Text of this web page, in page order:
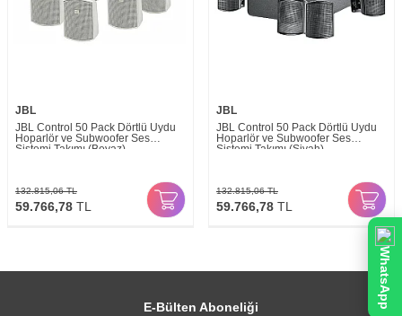
JBL
JBL Control 50 Pack Dörtlü Uydu
Hoparlör ve Subwoofer Ses
Sistemi Takımı (Beyaz)
132.815,06TL
59.766,78 TL
JBL
JBL Control 50 Pack Dörtlü Uydu
Hoparlör ve Subwoofer Ses
Sistemi Takımı (Siyah)
132.815,06TL
59.766,78 TL
E-Bülten Aboneliği WhatsApp